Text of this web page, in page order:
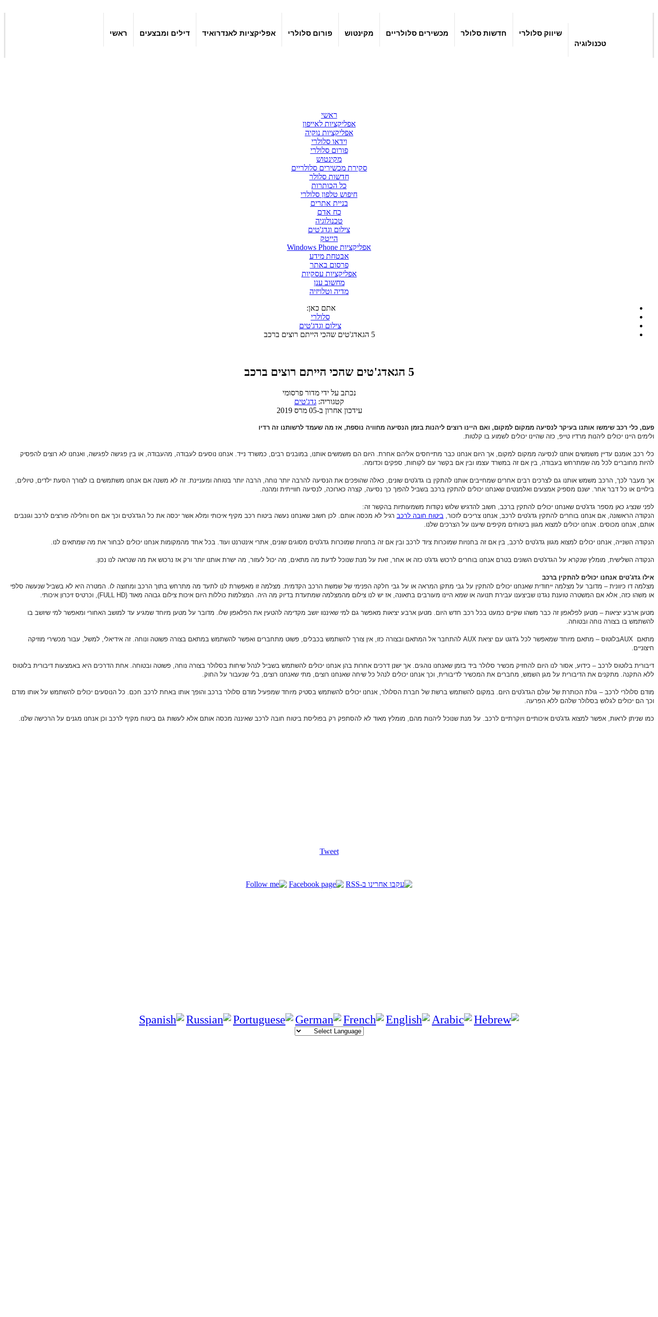
ראשי דילים ומבצעים אפליקציות לאנדרואיד פורום סלולרי מקינטוש מכשירים סלולריים חדשות סלולר
שיווק סלולרי
טכנולוגיה
ראשי
אפליקציות לאייפון
אפליקציות נוקיה
וידאו סלולרי
פורום סלולרי
מקינטוש
סקירת מכשירים סלולריים
חדשות סלולר
כל הכותרות
חיפוש טלפון סלולרי
בניית אתרים
כח אדם
טכנולוגיה
צילום וגדג'טים
הייטק
אפליקציות Windows Phone
אבטחת מידע
פרסום באתר
אפליקציות עסקיות
מחשוב ענן
מדיה וטלויזיה
אתם כאן:
סלולרי
צילום וגדג'טים
5 הגאדג'טים שהכי הייתם רוצים ברכב
5 הגאדג'טים שהכי הייתם רוצים ברכב
נכתב על ידי מדור פרסומי
קטגוריה: גדג'טים
עידכון אחרון ב-05 מרס 2019
פעם, כלי רכב שימשו אותנו בעיקר לנסיעה ממקום למקום, ואם היינו רוצים ליהנות בזמן הנסיעה מחוויה נוספת, אז מה שעמד לרשותנו זה רדיו
ולימים היינו יכולים ליהנות מרדיו טייפ, כזה שהיינו יכולים לשמוע בו קלטות.
כלי רכב אומנם עדיין משמשים אותנו לנסיעה ממקום למקום, אך היום אנחנו כבר מתייחסים אליהם אחרת. היום הם משמשים אותנו, במובנים רבים, כמשרד נייד. אנחנו נוסעים לעבודה, מהעבודה, או בין פגישה לפגישה, ואנחנו לא רוצים להפסיק
להיות מחוברים לכל מה שמתרחש בעבודה, בין אם זה במשרד עצמו ובין אם בקשר עם לקוחות, ספקים וכדומה.
אך מעבר לכך, הרכב משמש אותנו גם לצרכים רבים אחרים שמחייבים אותנו להתקין בו גדג'טים שונים, כאלה שהופכים את הנסיעה להרבה יותר נוחה, הרבה יותר בטוחה ומעניינת. זה לא משנה אם אנחנו משתמשים בו לצורך הסעת ילדים, טיולים,
בילויים או כל דבר אחר. ישנם מספיק אמצעים ואלמנטים שאנחנו יכולים להתקין ברכב בשביל להפוך כך נסיעה, קצרה כארוכה, לנסיעה חווייתית ומהנה.
לפני שנציג כאן מספר גדג'טים שאנחנו יכולים להתקין ברכב, חשוב להדגיש שלוש נקודות משמעותיות בהקשר זה:
הנקודה הראשונה, אם אנחנו בוחרים להתקין גדג'טים לרכב, אנחנו צריכים לזכור, ביטוח חובה לרכב רגיל לא מכסה אותם. לכן חשוב שאנחנו נעשה ביטוח רכב מקיף איכותי ומלא אשר יכסה את כל הגדג'טים וכך אם חס וחלילה פורצים לרכב וגונבים
אותם, אנחנו מכוסים. אנחנו יכולים למצוא מגוון ביטוחים מקיפים שיענו על הצרכים שלנו.
הנקודה השנייה, אנחנו יכולים למצוא מגוון גדג'טים לרכב, בין אם זה בחנויות שמוכרות ציוד לרכב ובין אם זה בחנויות שמוכרות גדג'טים מסוגים שונים, אתרי אינטרנט ועוד. בכל אחד מהמקומות אנחנו יכולים לבחור את מה שמתאים לנו.
הנקודה השלישית, מומלץ שנקרא על הגדג'טים השונים בטרם אנחנו בוחרים לרכוש גדג'ט כזה או אחר, זאת על מנת שנוכל לדעת מה מתאים, מה יכול לעזור, מה ישרת אותנו יותר ורק אז נרכוש את מה שנראה לנו נכון.
אילו גדג'טים אנחנו יכולים להתקין ברכב
מצלמה דו כיוונית – מדובר על מצלמה ייחודית שאנחנו יכולים להתקין על גבי מתקן המראה או על גבי חלקה הפנימי של שמשת הרכב הקדמית. מצלמה זו מאפשרת לנו לתעד מה מתרחש בתוך הרכב ומחוצה לו. המטרה היא לא בשביל שנעשה סלפי
או משהו כזה, אלא אם המשטרה טוענת נגדנו שביצענו עבירת תנועה או שמא היינו מעורבים בתאונה, אז יש לנו צילום מהמצלמה שמתעדת בדיוק מה היה. המצלמות כוללות היום איכות צילום גבוהה מאוד (FULL HD), וכרטיס זיכרון איכותי.
מטען ארבע יציאות – מטען לפלאפון זה כבר משהו שקיים כמעט בכל רכב חדש היום. מטען ארבע יציאות מאפשר גם למי שאיננוו יושב מקדימה להטעין את הפלאפון שלו. מדובר על מטען מיוחד שמגיע עד למושב האחורי ומאפשר למי שיושב בו
להשתמש בו בצורה נוחה ובטוחה.
מתאם AUXבלוטוס – מתאם מיוחד שמאפשר לכל ג'דגט עם יציאת AUX להתחבר אל המתאם ובצורה כזו, אין צורך להשתמש בכבלים, פשוט מתחברים ואפשר להשתמש במתאם בצורה פשוטה ונוחה. זה אידיאלי, למשל, עבור מכשירי מוזיקה
חיצוניים.
דיבורית בלוטוס לרכב – כידוע, אסור לנו היום להחזיק מכשיר סלולר ביד בזמן שאנחנו נוהגים. אך ישנן דרכים אחרות בהן אנחנו יכולים להשתמש בשביל לנהל שיחות בסלולר בצורה נוחה, פשוטה ובטוחה. אחת הדרכים היא באמצעות דיבורית בלוטוס
ללא התקנה. מתקנים את הדיבורית על מגן השמש, מחברים את המכשיר לדיבורית, וכך אנחנו יכולים לנהל כל שיחה שאנחנו רוצים, מתי שאנחנו רוצים, בלי שנעבור על החוק.
מודם סלולרי לרכב – גולת הכותרת של עולם הגדג'טים היום. במקום להשתמש ברשת של חברת הסלולר, אנחנו יכולים להשתמש בסטיק מיוחד שמפעיל מודם סלולר ברכב והופך אותו באחת לרכב חכם. כל הנוסעים יכולים להשתמש על אותו מודם
וכך הם יכולים לגלוש בסלולר שלהם ללא הפרעה.
כמו שניתן לראות, אפשר למצוא גדג'טים איכותיים ויוקרתיים לרכב. על מנת שנוכל ליהנות מהם, מומלץ מאוד לא להסתפק רק בפוליסת ביטוח חובה לרכב שאיננה מכסה אותם אלא לעשות גם ביטוח מקיף לרכב וכן אנחנו מגנים על הרכישה שלנו.
Tweet